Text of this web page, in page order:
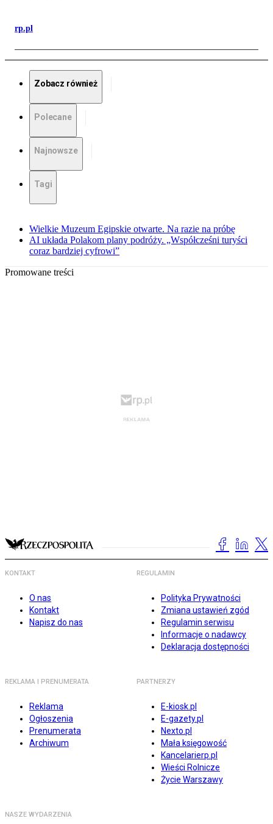
rp.pl
Zobacz również
Polecane
Najnowsze
Tagi
Wielkie Muzeum Egipskie otwarte. Na razie na próbę
AI układa Polakom plany podróży. „Współcześni turyści
coraz bardziej cyfrowi”
Promowane treści
KONTAKT
O nas
Kontakt
Napisz do nas
REGULAMIN
Polityka Prywatności
Zmiana ustawień zgód
Regulamin serwisu
Informacje o nadawcy
Deklaracja dostępności
REKLAMA I PRENUMERATA
Reklama
Ogłoszenia
Prenumerata
Archiwum
PARTNERZY
E-kiosk.pl
E-gazety.pl
Nexto.pl
Mała księgowość
Kancelarierp.pl
Wieści Rolnicze
Życie Warszawy
NASZE WYDARZENIA